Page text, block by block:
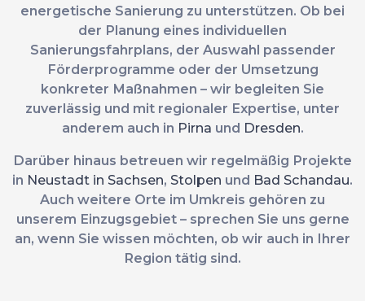
energetische Sanierung zu unterstützen. Ob bei
der Planung eines individuellen
Sanierungsfahrplans, der Auswahl passender
Förderprogramme oder der Umsetzung
konkreter Maßnahmen – wir begleiten Sie
zuverlässig und mit regionaler Expertise, unter
anderem auch in Pirna und Dresden.
Darüber hinaus betreuen wir regelmäßig Projekte
in Neustadt in Sachsen, Stolpen und Bad Schandau.
Auch weitere Orte im Umkreis gehören zu
unserem Einzugsgebiet – sprechen Sie uns gerne
an, wenn Sie wissen möchten, ob wir auch in Ihrer
Region tätig sind.